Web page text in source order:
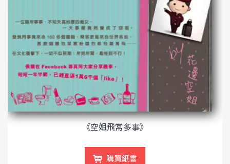
《空姐飛常多事》
購買紙書